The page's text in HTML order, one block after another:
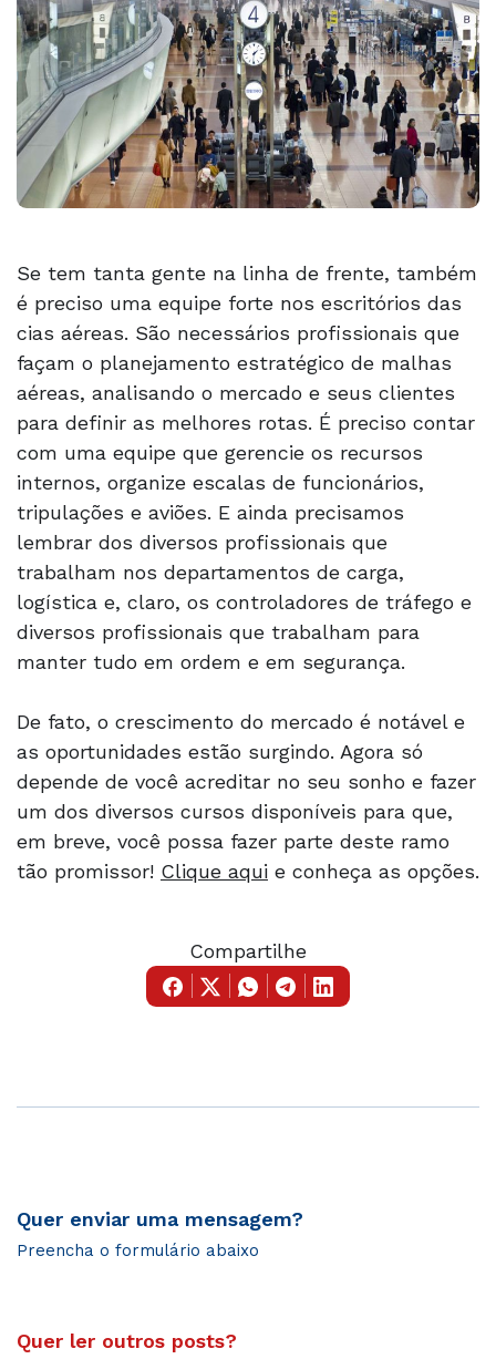
Se tem tanta gente na linha de frente, também
é preciso uma equipe forte nos escritórios das
cias aéreas. São necessários profissionais que
façam o planejamento estratégico de malhas
aéreas, analisando o mercado e seus clientes
para definir as melhores rotas. É preciso contar
com uma equipe que gerencie os recursos
internos, organize escalas de funcionários,
tripulações e aviões. E ainda precisamos
lembrar dos diversos profissionais que
trabalham nos departamentos de carga,
logística e, claro, os controladores de tráfego e
diversos profissionais que trabalham para
manter tudo em ordem e em segurança.
De fato, o crescimento do mercado é notável e
as oportunidades estão surgindo. Agora só
depende de você acreditar no seu sonho e fazer
um dos diversos cursos disponíveis para que,
em breve, você possa fazer parte deste ramo
tão promissor! Clique aqui e conheça as opções.
Compartilhe
Quer enviar uma mensagem?
Preencha o formulário abaixo
Quer ler outros posts?